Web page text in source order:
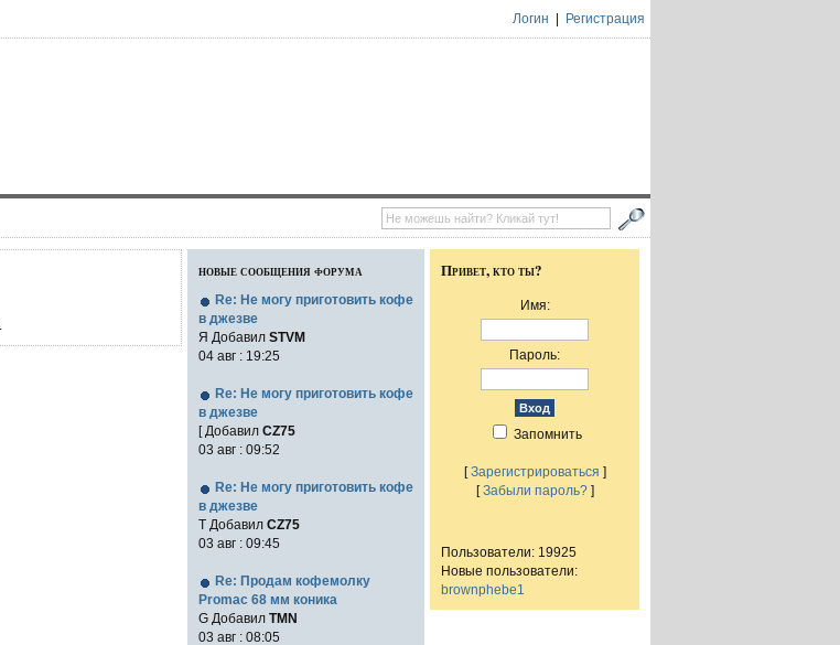
Логин Регистрация
новые сообщения форума
Re: Не могу приготовить кофе
в джезве
Я Добавил STVM
04 авг : 19:25
Re: Не могу приготовить кофе
в джезве
[ Добавил CZ75
03 авг : 09:52
Re: Не могу приготовить кофе
в джезве
Т Добавил CZ75
03 авг : 09:45
Re: Продам кофемолку
Promac 68 мм коника
G Добавил TMN
03 авг : 08:05
Привет, кто ты?
Имя:
Пароль:
Запомнить
[Зарегистрироваться ]
[Забыли пароль?]
Пользователи: 19925
Новые пользователи:
brownphebe1